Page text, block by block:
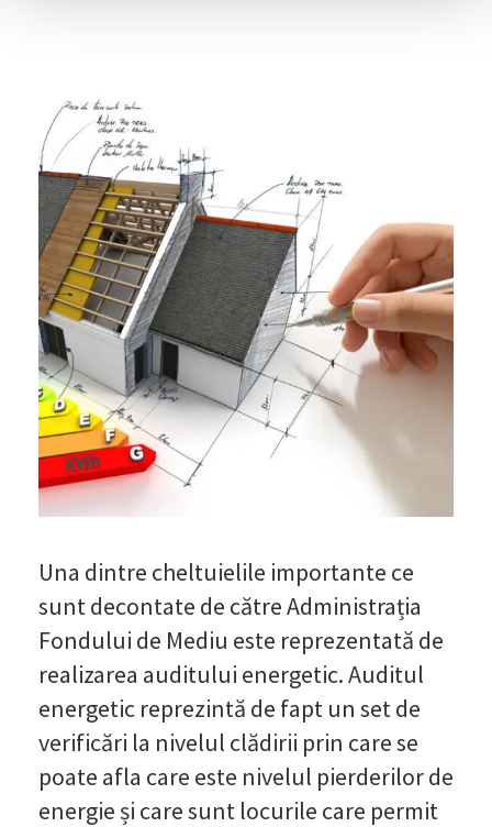
Una dintre cheltuielile importante ce
sunt decontate de către Administrația
Fondului de Mediu este reprezentată de
realizarea auditului energetic. Auditul
energetic reprezintă de fapt un set de
verificări la nivelul clădirii prin care se
poate afla care este nivelul pierderilor de
energie și care sunt locurile care permit